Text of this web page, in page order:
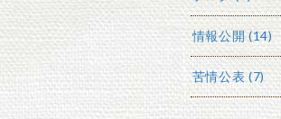
情報公開 (14)
苦情公表 (7)